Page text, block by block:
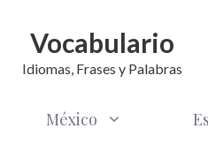
Vocabulario
Idiomas, Frases y Palabras
México